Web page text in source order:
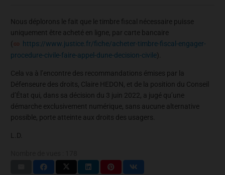
Nous déplorons le fait que le timbre fiscal nécessaire puisse
uniquement être acheté en ligne, par carte bancaire
(
https://www.justice.fr/fiche/acheter-timbre-fiscal-engager-
procedure-civile-faire-appel-dune-decision-civile).
Cela va à l’encontre des recommandations émises par la
Défenseure des droits, Claire HEDON, et de la position du Conseil
d’État qui, dans sa décision du 3 juin 2022, a jugé qu’une
démarche exclusivement numérique, sans aucune alternative
possible, porte atteinte aux droits des usagers.
L.D.